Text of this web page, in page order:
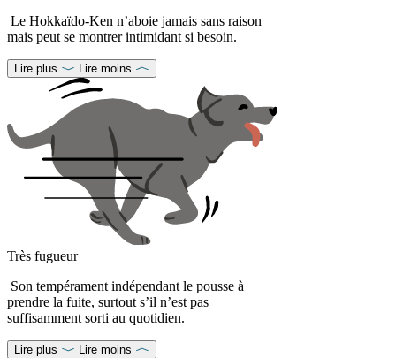
Le Hokkaïdo-Ken n’aboie jamais sans raison
mais peut se montrer intimidant si besoin.
Lire plus Lire moins
Très fugueur
Son tempérament indépendant le pousse à
prendre la fuite, surtout s’il n’est pas
suffisamment sorti au quotidien.
Lire plus Lire moins